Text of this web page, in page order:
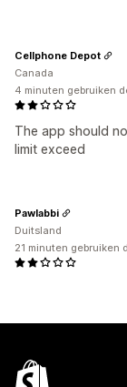
The app should
limit exceed
Cellphone Depot
Canada
4 minuten gebruiken
Pawlabbi
Duitsland
21 minuten gebruiken